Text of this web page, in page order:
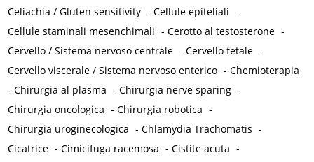
Celiachia / Gluten sensitivity -Cellule epiteliali -
Cellule staminali mesenchimali -Cerotto al testosterone -
Cervello / Sistema nervoso centrale -Cervello fetale -
Cervello viscerale / Sistema nervoso enterico -Chemioterapia
-Chirurgia al plasma -Chirurgia nerve sparing -
Chirurgia oncologica -Chirurgia robotica -
Chirurgia uroginecologica -Chlamydia Trachomatis -
Cicatrice -Cimicifuga racemosa -Cistite acuta -